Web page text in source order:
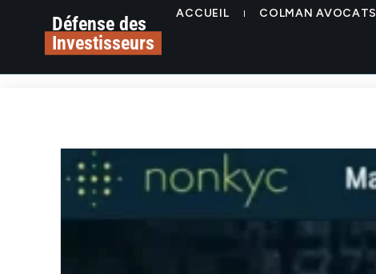
Défense des
Investisseurs
ACCUEIL COLMAN AVOCATS